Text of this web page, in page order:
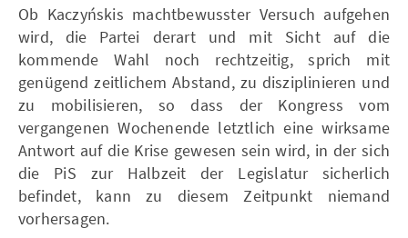
Ob Kaczyńskis machtbewusster Versuch aufgehen
wird, die Partei derart und mit Sicht auf die
kommende Wahl noch rechtzeitig, sprich mit
genügend zeitlichem Abstand, zu disziplinieren und
zu mobilisieren, so dass der Kongress vom
vergangenen Wochenende letztlich eine wirksame
Antwort auf die Krise gewesen sein wird, in der sich
die PiS zur Halbzeit der Legislatur sicherlich
befindet, kann zu diesem Zeitpunkt niemand
vorhersagen.